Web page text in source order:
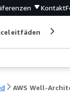
Kontakt